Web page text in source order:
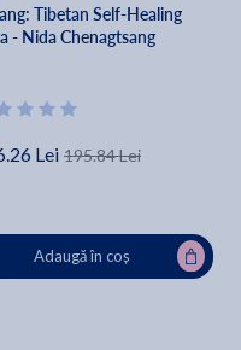
Tibetan Self-Healing
- Nida Chenagtsang
Lei 195.84 Lei
Adaugă în coș